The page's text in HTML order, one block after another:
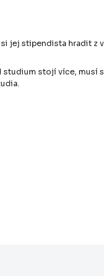
jej stipendista hradit z
studium stojí více, musí